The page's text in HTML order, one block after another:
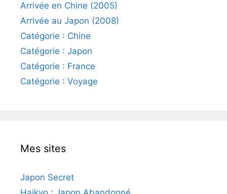
Arrivée en Chine (2005)
Arrivée au Japon (2008)
Catégorie : Chine
Catégorie : Japon
Catégorie : France
Catégorie : Voyage
Mes sites
Japon Secret